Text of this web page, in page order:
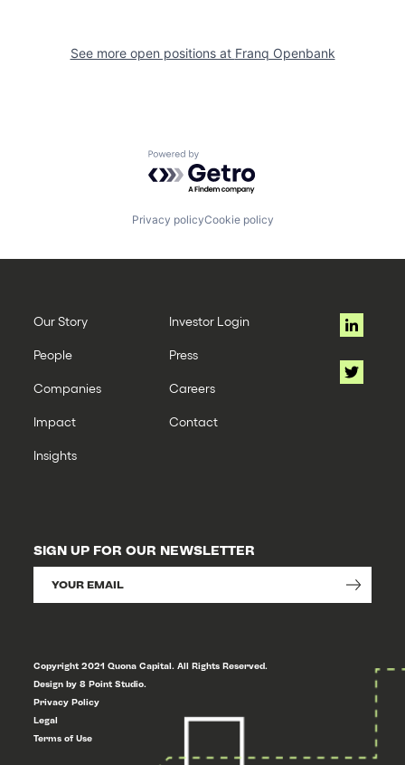
See more open positions at Franq Openbank
Powered by Getro.com
Privacy policyCookie policy
Our Story
People
Companies
Impact
Insights
Investor Login
Press
Careers
Contact
SIGN UP FOR OUR NEWSLETTER
Copyright 2021 Quona Capital. All Rights Reserved.
Design by 8 Point Studio.
Privacy Policy
Legal
Terms of Use